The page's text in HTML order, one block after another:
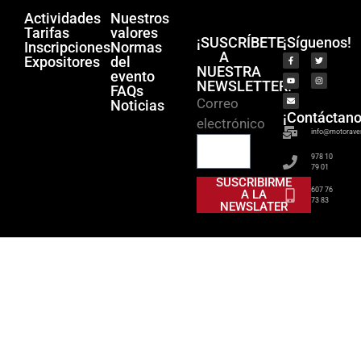
Actividades
Tarifas
Inscripciones
Expositores
Nuestros
valores
Normas
del
evento
FAQs
Noticias
¡SUSCRÍBETE
A
NUESTRA
NEWSLETTER!
Correo
electrónico
SUSCRIBIRME
A LA
NEWSLATER
¡Síguenos!
978 10
79 01
607 76
73 83